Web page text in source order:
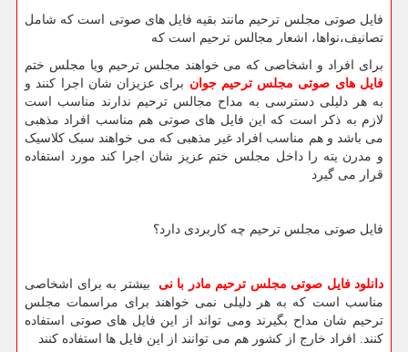
فایل صوتی مجلس ترحیم مانند بقیه فایل های صوتی است که شامل
تصانیف،نواها، اشعار مجالس ترحیم است که
برای افراد و اشخاصی که می خواهند مجلس ترحیم ویا مجلس ختم
فایل های صوتی مجلس ترحیم جوان برای عزیزان شان اجرا کنند و
به هر دلیلی دسترسی به مداح مجالس ترحیم ندارند مناسب است
لازم به ذکر است که این فایل های صوتی هم مناسب افراد مذهبی
می باشد و هم مناسب افراد غیر مذهبی که می خواهند سبک کلاسیک
و مدرن یته را داخل مجلس ختم عزیز شان اجرا کند مورد استفاده
قرار می گیرد
فایل صوتی مجلس ترحیم چه کاربردی دارد؟
دانلود فایل صوتی مجلس ترحیم مادر با نی
بیشتر به برای اشخاصی
مناسب است که به هر دلیلی نمی خواهند برای مراسمات مجلس
ترحیم شان مداح بگیرند ومی تواند از این فایل های صوتی استفاده
کنند. افراد خارج از کشور هم می توانند از این فایل ها استفاده کنند